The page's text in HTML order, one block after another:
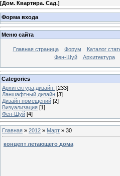
[Дом. Квартира. Сад.]
Форма входа
Меню сайта
Главная страница Форум Каталог
Фен-Шуй
Архитектура
Categories
Архитектура,дизайн. [233]
Ланшафтный дизайн [3]
Дизайн помещений [2]
Визуализация [1]
Фен-Шуй [4]
Главная » 2012 » Март » 30
концепт летающего дома